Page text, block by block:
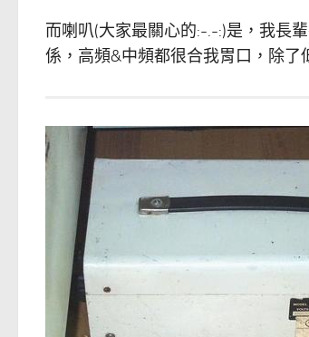
而喇叭(大家最關心的:-.-:)是，我長
係，高頻&中頻都很合我胃口，除了